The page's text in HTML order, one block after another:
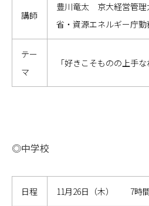
講師
豊川竜太 京大経営管
省・資源エネルギー庁勤
テー
マ
「好きこそものの上手な
◎中学校
日程 11月26日（木） 7時